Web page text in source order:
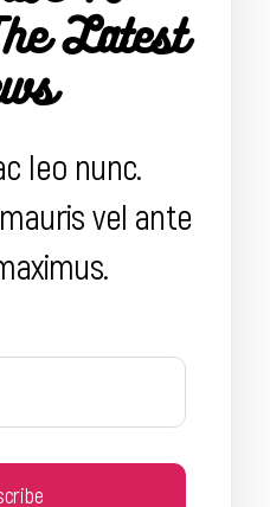
Latest
leo nunc.
vel ante